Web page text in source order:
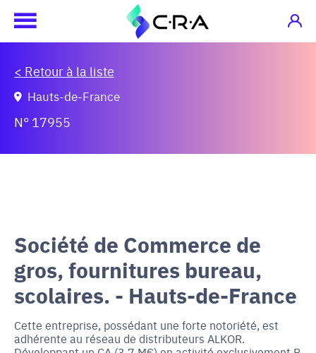
< Retour à la liste
N° 17955
Hauts-de-France
Société de Commerce de
gros, fournitures bureau,
scolaires. - Hauts-de-France
Cette entreprise, possédant une forte notoriété, est
adhérente au réseau de distributeurs ALKOR.